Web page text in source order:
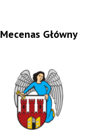
Mecenas Główny